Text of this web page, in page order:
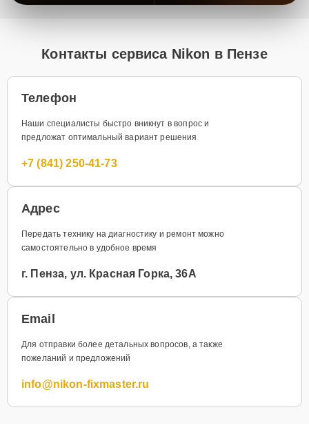
Контакты сервиса Nikon в Пензе
Телефон
Наши специалисты быстро вникнут в вопрос и
предложат оптимальный вариант решения
+7 (841) 250-41-73
Адрес
Передать технику на диагностику и ремонт можно
самостоятельно в удобное время
г. Пенза, ул. Красная Горка, 36А
Email
Для отправки более детальных вопросов, а также
пожеланий и предложений
info@nikon-fixmaster.ru